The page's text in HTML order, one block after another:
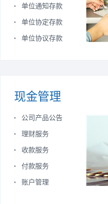
单位通知存款
单位协定存款
单位协议存款
现金管理
公司产品公告
理财服务
收款服务
付款服务
账户管理